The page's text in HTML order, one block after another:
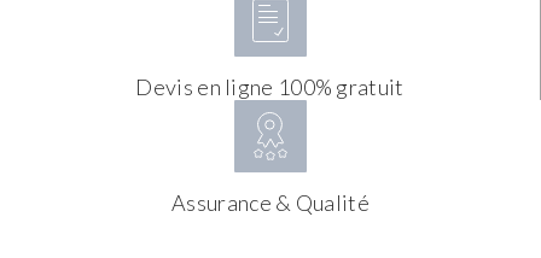
Devis en ligne 100% gratuit
Assurance & Qualité